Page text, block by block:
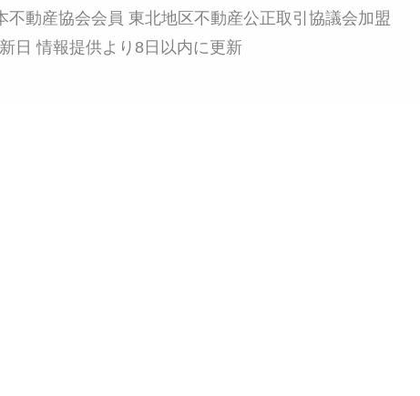
動産協会会員 東北地区不動産公正取引協議会加盟
日 情報提供より8日以内に更新